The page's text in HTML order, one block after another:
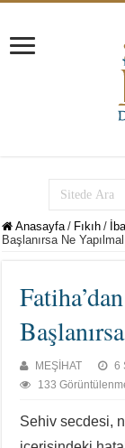
Anasayfa / Fıkıh /
Başlanırsa Ne
MEŞİHAT 6
133
Sehiv secdesi,